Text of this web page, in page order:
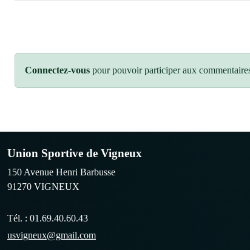
Connectez-vous pour pouvoir participer aux
Union Sportive de Vigneux
150 Avenue Henri Barbusse
91270 VIGNEUX
Tél. : 01.69.40.60.43
usvigneux@gmail.com